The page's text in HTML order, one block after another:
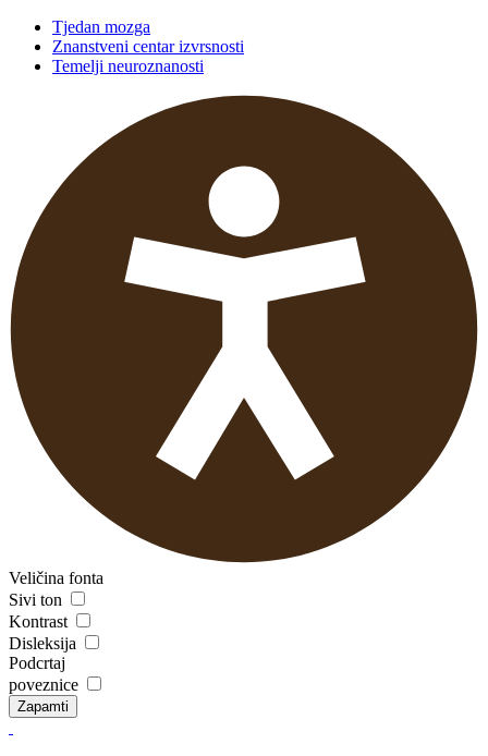
Tjedan mozga
Znanstveni centar izvrsnosti
Temelji neuroznanosti
Veličina fonta
Sivi ton
Kontrast
Disleksija
Podcrtaj
poveznice
Zapamti